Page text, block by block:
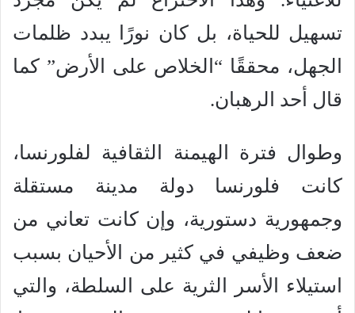
تسهيل للحياة، بل كان نورًا يبدد ظلمات
الجهل، محققًا “الخلاص على الأرض” كما
قال أحد الرهبان.
وطوال فترة الهيمنة الثقافية لفلورنسا،
كانت فلورنسا دولة مدينة مستقلة
وجمهورية دستورية، وإن كانت تعاني من
ضعف وظيفي في كثير من الأحيان بسبب
استيلاء الأسر الثرية على السلطة، والتي